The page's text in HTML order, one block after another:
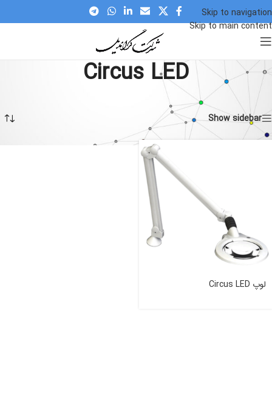
Skip to navigation
Skip to main content
Circus LED
Home Circus LED
Show sidebar
لوپ Circus LED